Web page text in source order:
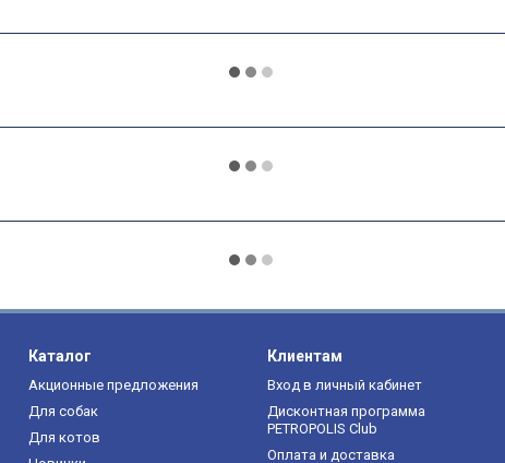
Каталог
Акционные предложения
Для собак
Для котов
Клиентам
Вход в личный кабинет
Дисконтная программа
PETROPOLIS Club
Оплата и доставка